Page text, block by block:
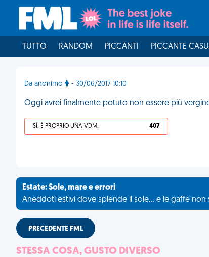
TUTTO RANDOM PICCANTI PICCANTE
Da anonimo - 30/06/2017 10:10
Oggi avrei finalmente potuto non essere più
SÌ, È PROPRIO UNA VDM! 407
Estate: Sole, mare e errori
Aneddoti estivi dove splende il sole... e le gaffe non
PRECEDENTE FML
STESSA COSA, GUSTO DIVERSO